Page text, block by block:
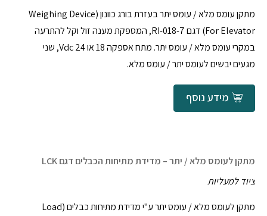
מתקן עומס מלא / עומס יתר בעזרת בורג כוונון (Weighing Device
For Elevator) דגם 018-7-RI, המספקת מענה זול וקל להתרעה
במקרי עומס מלא / עומס יתר. מתח אספקה 18 או 24 Vdc, שני
מגעים יבשים לעומס יתר / עומס מלא.
מידע נוסף
מתקן לעומס מלא / יתר – מדידת מתיחות הכבלים דגם LCK
ציוד למעליות
מתקן לעומס מלא / עומס יתר ע"י מדידת מתיחות כבלים (Load